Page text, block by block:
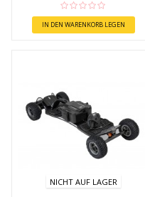
IN DEN WARENKORB LEGEN
NICHT AUF LAGER